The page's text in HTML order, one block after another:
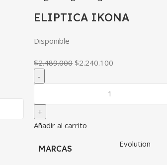
ELIPTICA IKONA
Disponible
$2.489.000 $2.240.100
Añadir al carrito
MARCAS Evolution